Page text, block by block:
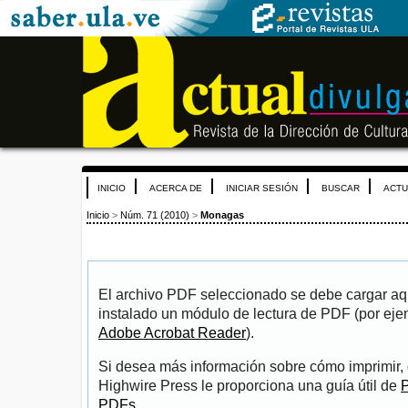
INICIO ACERCA DE INICIAR SESIÓN BUSCAR
Inicio > Núm. 71 (2010) > Monagas
El archivo PDF seleccionado se debe cargar
instalado un módulo de lectura de PDF (por
Adobe Acrobat Reader).
Si desea más información sobre cómo
Highwire Press le proporciona una guía útil de